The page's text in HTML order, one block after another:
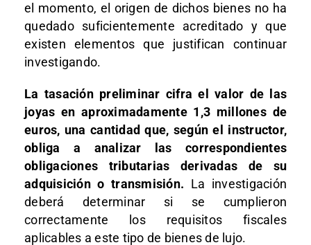
el momento, el origen de dichos bienes no ha
quedado suficientemente acreditado y que
existen elementos que justifican continuar
investigando.
La tasación preliminar cifra el valor de las
joyas en aproximadamente 1,3 millones de
euros, una cantidad que, según el instructor,
obliga a analizar las correspondientes
obligaciones tributarias derivadas de su
adquisición o transmisión. La investigación
deberá determinar si se cumplieron
correctamente los requisitos fiscales
aplicables a este tipo de bienes de lujo.